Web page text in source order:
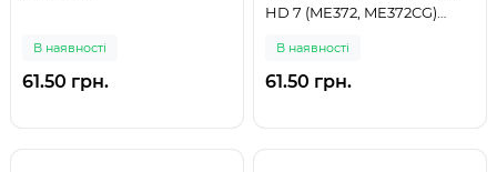
В наявності
61.50 грн.
HD 7 (ME372, ME372CG)
В наявності
61.50 грн.